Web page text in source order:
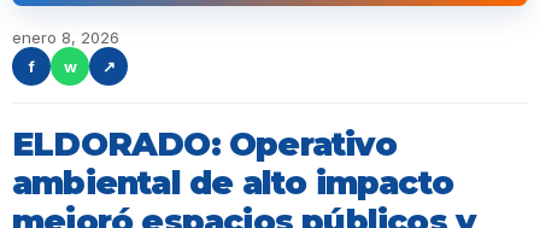
enero 8, 2026
f
w ↗
ELDORADO: Operativo
ambiental de alto impacto